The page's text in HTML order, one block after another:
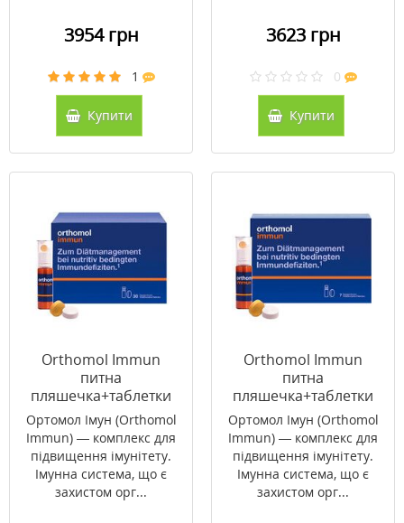
3954 грн
1
Купити
3623 грн
0
Купити
Orthomol Immun
питна
пляшечка+таблетки
на 30 днів
(відновлення імунної
системи)
Ортомол Імун (Orthomol
Immun) — комплекс для
підвищення імунітету.
Імунна система, що є
захистом орг...
Orthomol Immun
питна
пляшечка+таблетки
на 7 днів (відновлення
імунної системи)
Ортомол Імун (Orthomol
Immun) — комплекс для
підвищення імунітету.
Імунна система, що є
захистом орг...